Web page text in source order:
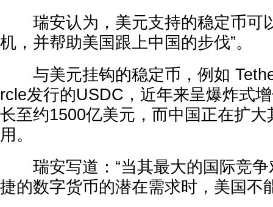
瑞安认为，美元支持的稳定币可
机，并帮助美国跟上中国的步伐”。
与美元挂钩的稳定币，例如
rcle发行的USDC，近年来呈爆炸式
长至约1500亿美元，而中国正在扩
用。
瑞安写道：“当其最大的国际竞争
捷的数字货币的潜在需求时，美国不